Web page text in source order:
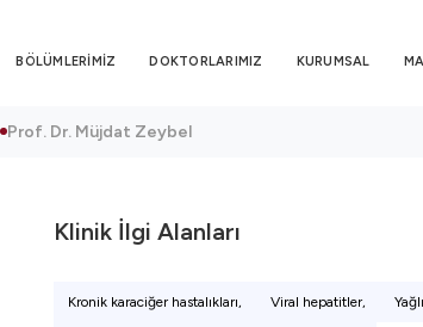
BÖLÜMLERİMİZ DOKTORLARIMIZ KURUMSAL
Prof. Dr. Müjdat Zeybel
Klinik İlgi Alanları
Kronik karaciğer hastalıkları, Viral hepatitler,